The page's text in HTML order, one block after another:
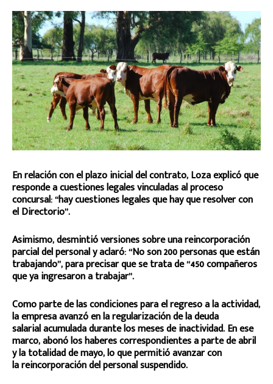
En relación con el plazo inicial del contrato, Loza explicó que
responde a cuestiones legales vinculadas al proceso
concursal: “hay cuestiones legales que hay que resolver con
el Directorio”.
Asimismo, desmintió versiones sobre una reincorporación
parcial del personal y aclaró: “No son 200 personas que están
trabajando”, para precisar que se trata de “450 compañeros
que ya ingresaron a trabajar”.
Como parte de las condiciones para el regreso a la actividad,
la empresa avanzó en la regularización de la deuda
salarial acumulada durante los meses de inactividad. En ese
marco, abonó los haberes correspondientes a parte de abril
y la totalidad de mayo, lo que permitió avanzar con
la reincorporación del personal suspendido.